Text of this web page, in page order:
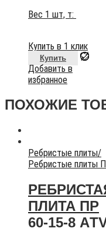
Вес 1 шт, т:
Купить в 1 клик
Купить
Добавить в
избранное
ПОХОЖИЕ
Ребристые плиты/
Ребристые плиты
ПЛИТА ПР
60-15-8